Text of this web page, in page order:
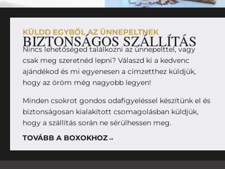
KÜLDD EGYBŐL AZ ÜNNEPELTNEK
BIZTONSÁGOS SZÁLLÍTÁS
Nincs lehetőséged találkozni az ünnepelttel, vagy
csak meg szeretnéd lepni? Válaszd ki a kedvenc
ajándékod és mi egyenesen a címzetthez küldjük,
hogy az öröm még nagyobb legyen!
Minden csokrot gondos odafigyeléssel készítünk el és
biztonságosan kialakított csomagolásban küldjük,
hogy a szállítás során ne sérülhessen meg.
TOVÁBB A BOXOKHOZ→